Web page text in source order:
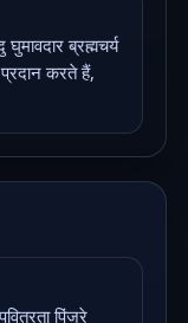
ब्रह्मचर्य
करते हैं,
पिंजरे